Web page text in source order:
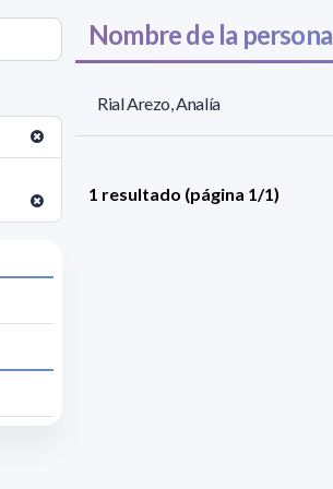
Nombre de la persona
Rial Arezo, Analía
1 resultado (página 1/1)